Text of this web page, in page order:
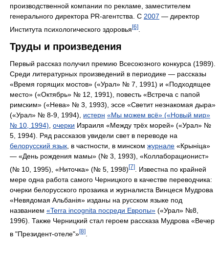
производственной компании по рекламе, заместителем
генерального директора PR-агентства. С 2007 — директор
Института психологического здоровья[6]
Труды и произведения
Первый рассказ получил премию Всесоюзного конкурса (1989).
Среди литературных произведений в периодике — рассказы
«Время горящих мостов» («Урал» № 7, 1991) и «Подходящее
место» («Октябрь» № 12, 1991), повесть «Встреча с папой
римским» («Нева» № 3, 1993), эссе «Светит незнакомая дыра»
(«Урал» № 8-9, 1994), истерн «Мы можем всё» («Новый мир»
№ 10, 1994), очерки Израиля «Между трёх морей» («Урал» №
5, 1994). Ряд рассказов увидели свет в переводе на
белорусский язык, в частности, в минском журнале «Крыніца»
— «День рождения мамы» (№ 3, 1993), «Коллаборационист»
(№ 10, 1995), «Ниточка» (№ 5, 1998) [7]
. Известна по крайней
мере одна работа самого Черницкого в качестве переводчика:
очерки белорусского прозаика и журналиста Винцеся Мудрова
«Невядомая Альбанія» изданы на русском языке под
названием «Terra incognita посреди Европы» («Урал» №8,
1996). Также Черницкий стал героем рассказа Мудрова «Вечер
в "Президент-отеле"»[8]